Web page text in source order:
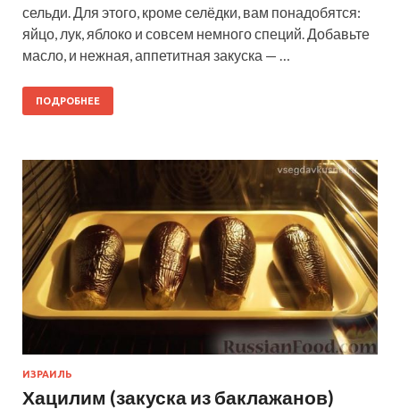
сельди. Для этого, кроме селёдки, вам понадобятся:
яйцо, лук, яблоко и совсем немного специй. Добавьте
масло, и нежная, аппетитная закуска — …
ПОДРОБНЕЕ
ИЗРАИЛЬ
Хацилим (закуска из баклажанов)